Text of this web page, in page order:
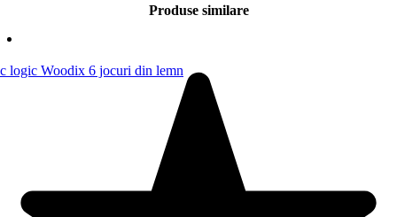
Produse similare